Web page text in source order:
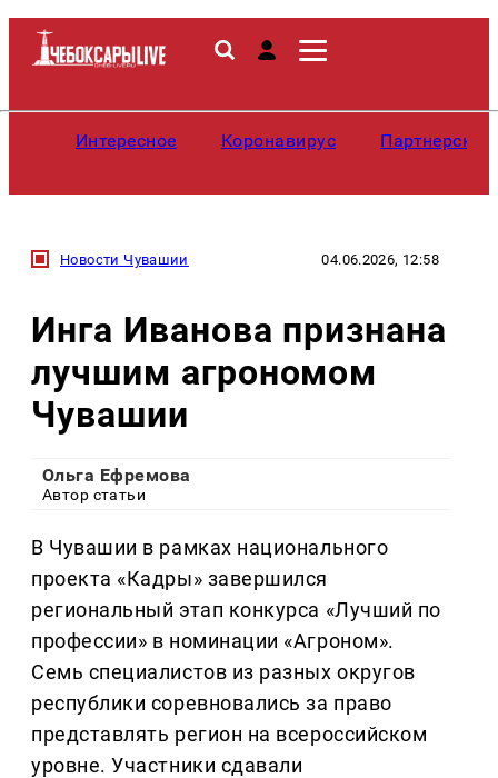
Интересное Коронавирус
Новости Чувашии 04.06.2026, 12:58
Инга Иванова признана
лучшим агрономом
Чувашии
Ольга Ефремова
Автор статьи
В Чувашии в рамках национального
проекта «Кадры» завершился
региональный этап конкурса «Лучший по
профессии» в номинации «Агроном».
Семь специалистов из разных округов
республики соревновались за право
представлять регион на всероссийском
уровне. Участники сдавали